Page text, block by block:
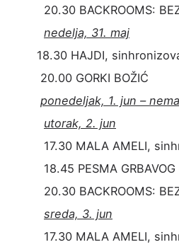
20.30 BACKROOMS: BEZ
nedelja, 31. maj
18.30 HAJDI,
20.00 GORKI BOŽIĆ
ponedeljak, 1. jun –
utorak, 2. jun
17.30 MALA AMELI,
18.45 PESMA GRBAVOG
20.30 BACKROOMS: BEZ
sreda, 3. jun
17.30 MALA AMELI,